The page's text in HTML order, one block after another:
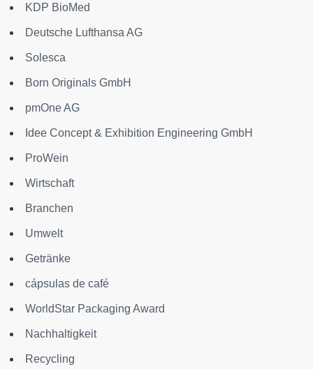
KDP BioMed
Deutsche Lufthansa AG
Solesca
Born Originals GmbH
pmOne AG
Idee Concept & Exhibition Engineering GmbH
ProWein
Wirtschaft
Branchen
Umwelt
Getränke
cápsulas de café
WorldStar Packaging Award
Nachhaltigkeit
Recycling